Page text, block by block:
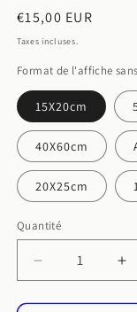
Prix
habituel
€15,00 EUR
Taxes incluses.
Format de l'affiche
15X20cm
40X60cm
20X25cm
Quantité
Quantité
Réduire
la
quantité
la